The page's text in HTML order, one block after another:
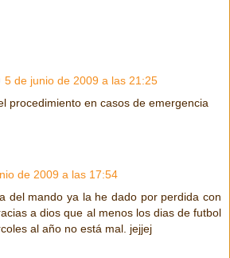
5 de junio de 2009 a las 21:25
procedimiento en casos de emergencia
de 2009 a las 17:54
del mando ya la he dado por perdida con
a dios que al menos los dias de futbol
al año no está mal. jejjej